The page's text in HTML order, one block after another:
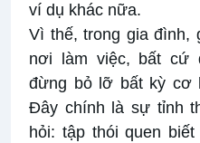
ví dụ khác nữa.
Vì thế, trong gia đình,
nơi làm việc, bất cứ
đừng bỏ lỡ bất kỳ cơ
Đây chính là sự tỉnh
hỏi: tập thói quen